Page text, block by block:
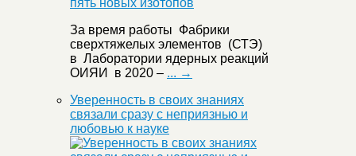
За время работы Фабрики
сверхтяжелых элементов (СТЭ)
в Лаборатории ядерных реакций
ОИЯИ в 2020 – ... →
Уверенность в своих знаниях
связали сразу с неприязнью и
любовью к науке